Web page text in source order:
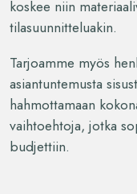
koskee niin
tilasuunnitteluakin.
Tarjoamme myös
asiantuntemusta
hahmottamaan
vaihtoehtoja, jotka
budjettiin.